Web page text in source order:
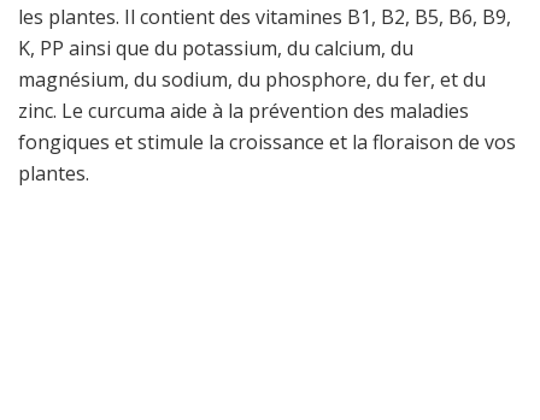
les plantes. Il contient des vitamines B1, B2, B5, B6, B9,
K, PP ainsi que du potassium, du calcium, du
magnésium, du sodium, du phosphore, du fer, et du
zinc. Le curcuma aide à la prévention des maladies
fongiques et stimule la croissance et la floraison de vos
plantes.